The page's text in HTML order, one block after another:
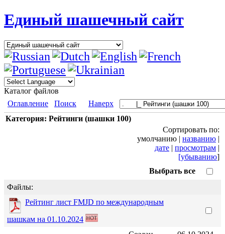
Единый шашечный сайт
Каталог файлов
Оглавление
Поиск
Наверх
Категория: Рейтинги (шашки 100)
Сортировать по:
умолчанию | названию |
дате | просмотрам |
[убыванию]
Выбрать все
Файлы:
Рейтинг лист FMJD по международным
шашкам на 01.10.2024